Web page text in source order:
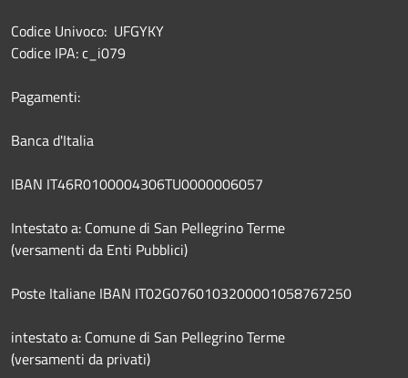
Codice Univoco: UFGYKY
Codice IPA: c_i079
Pagamenti:
Banca d'Italia
IBAN IT46R0100004306TU0000006057
Intestato a: Comune di San Pellegrino Terme
(versamenti da Enti Pubblici)
Poste Italiane IBAN IT02G0760103200001058767250
intestato a: Comune di San Pellegrino Terme
(versamenti da privati)